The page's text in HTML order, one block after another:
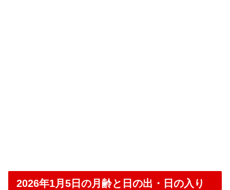
2026年1月5日の月齢と日の出・日の入り